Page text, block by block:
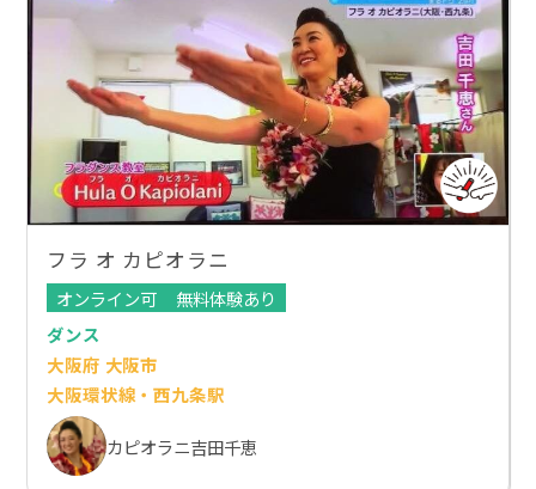
フラ オ カピオラニ
オンライン可
無料体験あり
ダンス
大阪府 大阪市
大阪環状線・西九条駅
カピオラニ吉田千恵